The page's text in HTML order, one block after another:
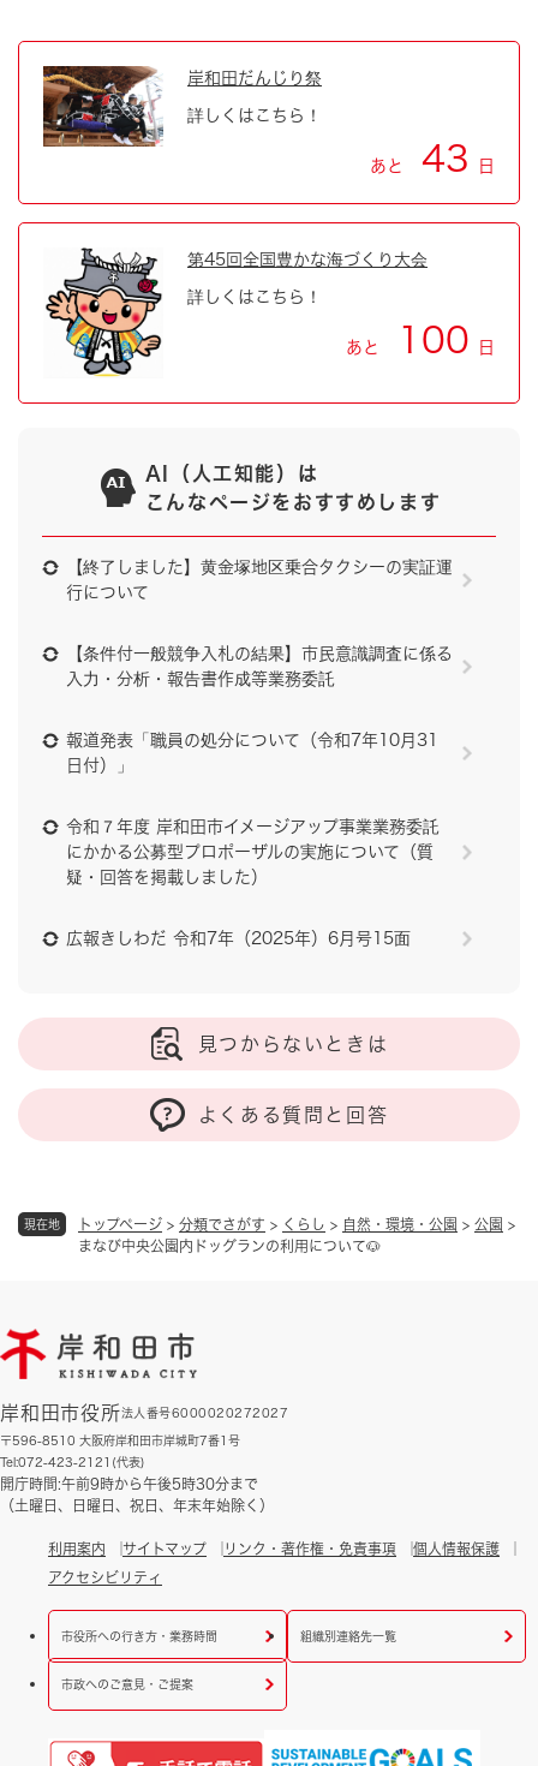
現在地 トップページ > 分類でさがす > くらし > 自然・環境・公園 > 公園 >
まなび中央公園内ドッグランの利用について🐶
岸和田だんじり祭
詳しくはこちら！
あと 43 日
第45回全国豊かな海づくり大会
詳しくはこちら！
あと 100 日
AI（人工知能）は
こんなページをおすすめします
【終了しました】黄金塚地区乗合タクシーの実証運
行について
【条件付一般競争入札の結果】市民意識調査に係る
入力・分析・報告書作成等業務委託
報道発表「職員の処分について（令和7年10月31
日付）」
令和７年度 岸和田市イメージアップ事業業務委託
にかかる公募型プロポーザルの実施について（質
疑・回答を掲載しました）
広報きしわだ 令和7年（2025年）6月号15面
見つからないときは
よくある質問と回答
岸和田市役所法人番号6000020272027
〒596-8510 大阪府岸和田市岸城町7番1号
Tel:072-423-2121(代表)
開庁時間:午前9時から午後5時30分まで
（土曜日、日曜日、祝日、年末年始除く）
利用案内 サイトマップ リンク・著作権・免責事項
個人情報保護
アクセシビリティ
市役所への行き方・業務時間 組織別連絡先一覧
市政へのご意見・ご提案